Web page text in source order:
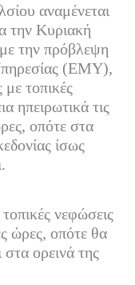
αναμένεται
την Κυριακή
την πρόβλεψη
(ΕΜΥ),
με τοπικές
ηπειρωτικά τις
οπότε στα
ίσως
νεφώσεις
ώρες, οπότε θα
ορεινά της